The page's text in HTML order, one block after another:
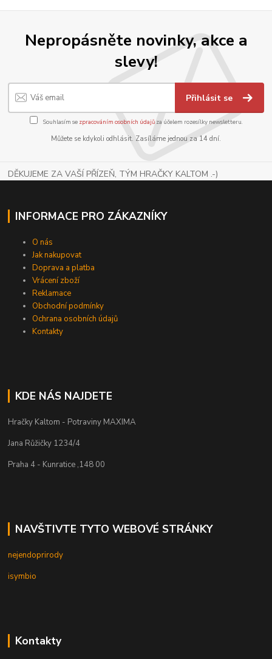
Nepropásněte novinky, akce a
slevy!
Přihlásit se
Souhlasím se zpracováním osobních údajůza účelem rozesílky newsletteru.
Můžete se kdykoli odhlásit. Zasíláme jednou za 14 dní.
DĚKUJEME ZA VAŠÍ PŘÍZEŇ, TÝM HRAČKY KALTOM .-)
INFORMACE PRO ZÁKAZNÍKY
O nás
Jak nakupovat
Doprava a platba
Vrácení zboží
Reklamace
Obchodní podmínky
Ochrana osobních údajů
Kontakty
KDE NÁS NAJDETE
Hračky Kaltom - Potraviny MAXIMA
Jana Růžičky 1234/4
Praha 4 - Kunratice ,148 00
NAVŠTIVTE TYTO WEBOVÉ STRÁNKY
nejendoprirody
isymbio
Kontakty